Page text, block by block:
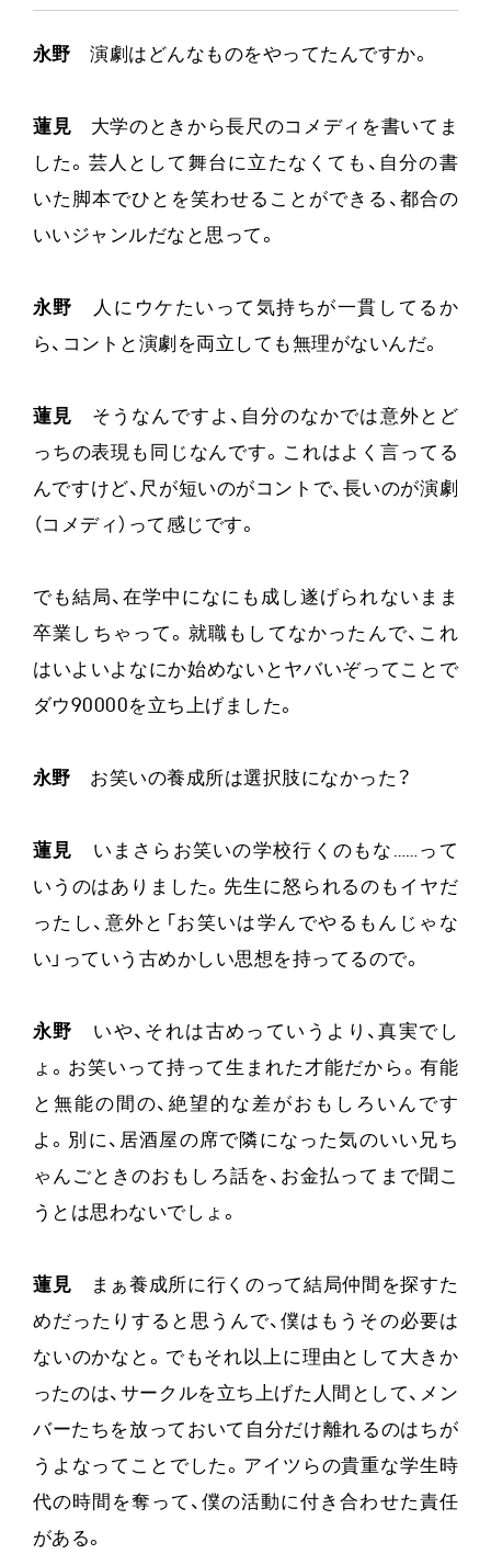
永野 演劇はどんなものをやってたんですか。
蓮見 大学のときから長尺のコメディを書いてま
した。芸人として舞台に立たなくても、自分の書
いた脚本でひとを笑わせることができる、都合の
いいジャンルだなと思って。
永野
人にウケたいって気持ちが一貫してるか
ら、コントと演劇を両立しても無理がないんだ。
蓮見 そうなんですよ、自分のなかでは意外とど
っちの表現も同じなんです。これはよく言ってる
んですけど、尺が短いのがコントで、長いのが演劇
（コメディ）って感じです。
でも結局、在学中になにも成し遂げられないまま
卒業しちゃって。就職もしてなかったんで、これ
はいよいよなにか始めないとヤバいぞってことで
ダウ90000を立ち上げました。
永野 お笑いの養成所は選択肢になかった？
蓮見 いまさらお笑いの学校行くのもな……って
いうのはありました。先生に怒られるのもイヤだ
ったし、意外と「お笑いは学んでやるもんじゃな
い」っていう古めかしい思想を持ってるので。
永野
いや、それは古めっていうより、真実でし
ょ。お笑いって持って生まれた才能だから。有能
と無能の間の、絶望的な差がおもしろいんです
よ。別に、居酒屋の席で隣になった気のいい兄ち
ゃんごときのおもしろ話を、お金払ってまで聞こ
うとは思わないでしょ。
蓮見 まぁ養成所に行くのって結局仲間を探すた
めだったりすると思うんで、僕はもうその必要は
ないのかなと。でもそれ以上に理由として大きか
ったのは、サークルを立ち上げた人間として、メン
バーたちを放っておいて自分だけ離れるのはちが
うよなってことでした。アイツらの貴重な学生時
代の時間を奪って、僕の活動に付き合わせた責任
がある。